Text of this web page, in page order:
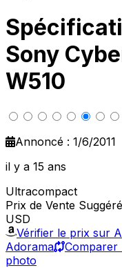
Sony
W510
Annoncé : 1/6/2011
il y a 15 ans
Ultracompact
Prix de Vente
USD
Vérifier le prix sur
Adorama
Comparer
photo